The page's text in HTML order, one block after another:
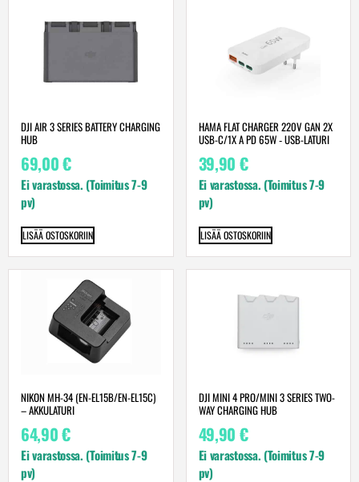
DJI AIR 3 SERIES BATTERY CHARGING
HUB
69,00€
Ei varastossa. (Toimitus 7-9
pv)
LISÄÄ OSTOSKORIIN
HAMA FLAT CHARGER 220V GAN 2X
USB-C/1X A PD 65W ‐ USB-LATURI
39,90 €
Ei varastossa. (Toimitus 7-9
pv)
LISÄÄ OSTOSKORIIN
NIKON MH-34 (EN-EL15B/EN-EL15C)
– AKKULATURI
64,90€
Ei varastossa. (Toimitus 7-9
pv)
DJI MINI 4 PRO/MINI 3 SERIES TWO-
WAY CHARGING HUB
49,90 €
Ei varastossa. (Toimitus 7-9
pv)